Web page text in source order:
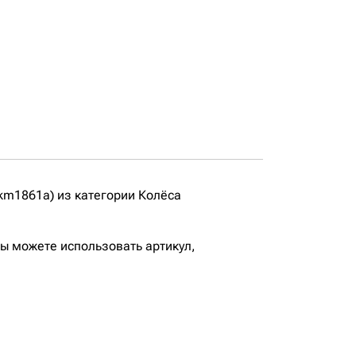
из категории Колёса
можете использовать артикул,